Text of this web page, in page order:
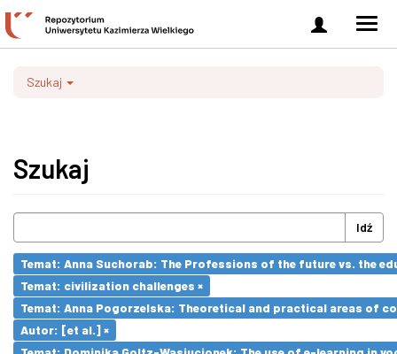
Zaloguj
się
Szukaj
Szukaj
Idź
Temat: Anna Suchorab: The Professions of the future vs. the
Temat: civilization challenges ×
Temat: Anna Pogorzelska: Theoretical and practical areas of
Autor: [et al.] ×